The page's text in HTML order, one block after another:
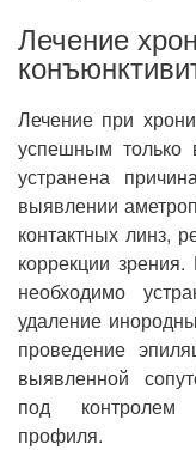
Лечение
Лечение при
успешным только
устранена
выявлении
контактных линз,
коррекции
необходимо
удаление
проведение
выявленной
под контролем
профиля.